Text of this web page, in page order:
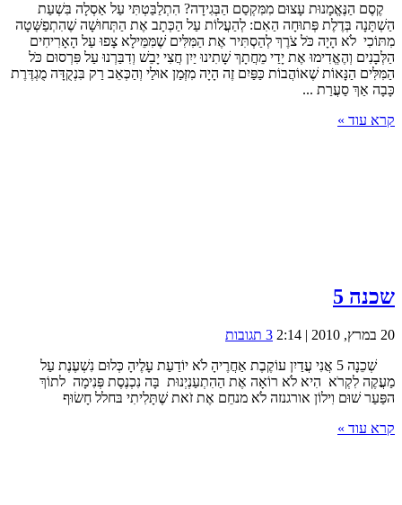
קֶסֶם הַנֶּאֱמָנוּת עָצוּם מִמִּקְסַם הַבְּגִידָה? הִתְלַבַּטְתִּי עַל אַסְלָה בִּשְׁעַת
הַשְׁתָּנָה בְּדֶלֶת פְּתוּחָה הַאִם: לְהַעֲלוֹת עַל הַכְּתָב אֶת הַתְּחוּשָׁה שֶׁהִתְפַשְּׁטָה
מִתּוֹכִי לֹא הָיָה כֹּל צֹרֶךְ לְהַסְתִּיר אֶת הַמִּלִּים שֶׁמִּמֵּילָא צָפוּ עַל הָאָרִיחִים
הַלְּבָנִים וְהֶאֱדִימוּ אֶת יָדַי מֵחֲתָךְ שָׁתִינוּ יַיִן חֲצִי יָבֵשׁ וְדִבַּרְנוּ עַל פִּרְסוּם כֹּל
הַמִּלִּים הַנָּאוֹת שֶׁאוֹהֲבוֹת כַּפַּיִם זֶה הָיָה מִזְּמַן אוּלַי וְהַכְּאֵב רַק בִּנְקֻדָּה מֻגְדֶּרֶת
כָּבָה אַךְ סַעֲרַת ...
קרא עוד »
שכנה 5
20 במרץ, 2010 | 2:14
3 תגובות
שְׁכֵנָה 5 אֲנִי עֲדַיִן עוֹקֶבֶת אַחֲרֶיהָ לֹא יוֹדַעַת עָלֶיהָ כְּלוּם נִשְׁעֶנֶת עַל
מַעֲקֶה לִקְרֹא הִיא לֹא רוֹאָה אֶת הַהִתְעַנְיְנוּת בָּה נִכְנֶסֶת פְּנִימָה לתוֹךְ
הפַּעַר שׁוּם וִילוֹן אורגנזה לֹא מנחֵם אֶת זֹאת שֶׁתָּלִיתִי בּחלל חָשׂוּף
קרא עוד »